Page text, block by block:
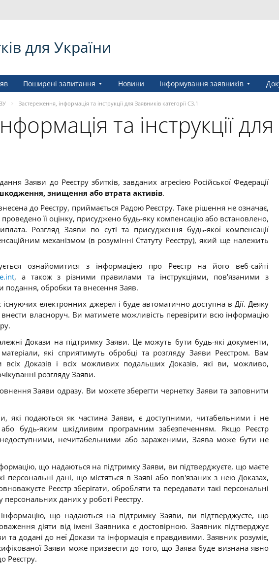
для України
Поширені запитання Новини Інформування заявників
Застереження, інформація та інструкції для Заявників категорії C3.1
та інструкції
Заяви до Реєстру збитків, завданих агресією Російської Федерації
знищення або втрата активів.
до Реєстру, приймається Радою Реєстру. Таке рішення не означає,
її оцінку, присуджено будь-яку компенсацію або встановлено,
Розгляд Заяви по суті та присудження будь-якої компенсації
механізмом (в розумінні Статуту Реєстру), який ще належить
ознайомитися з інформацією про Реєстр на його веб-сайті
, а також з різними правилами та інструкціями, пов'язаними з
обробки та внесення Заяв.
існуючих електронних джерел і буде автоматично доступна в Дії. Деяку
власноруч. Ви матимете можливість перевірити всю інформацію
.
Докази на підтримку Заяви. Це можуть бути будь-які документи,
які сприятимуть обробці та розгляду Заяви Реєстром. Вам
всіх Доказів і всіх можливих подальших Доказів, які ви, можливо,
розгляду Заяви.
Заяви одразу. Ви можете зберегти чернетку Заяви та заповнити
які подаються як частина Заяви, є доступними, читабельними і не
будь-яким шкідливим програмним забезпеченням. Якщо Реєстр
нечитабельними або зараженими, Заява може бути не
що надаються на підтримку Заяви, ви підтверджуєте, що маєте
персональні дані, що містяться в Заяві або пов'язаних з нею Доказах,
Реєстр зберігати, обробляти та передавати такі персональні
персональних даних у роботі Реєстру.
що надаються на підтримку Заяви, ви підтверджуєте, що
діяти від імені Заявника є достовірною. Заявник підтверджує
та додані до неї Докази та інформація є правдивими. Заявник розуміє,
Заяви може призвести до того, що Заява буде визнана явно
Реєстру.